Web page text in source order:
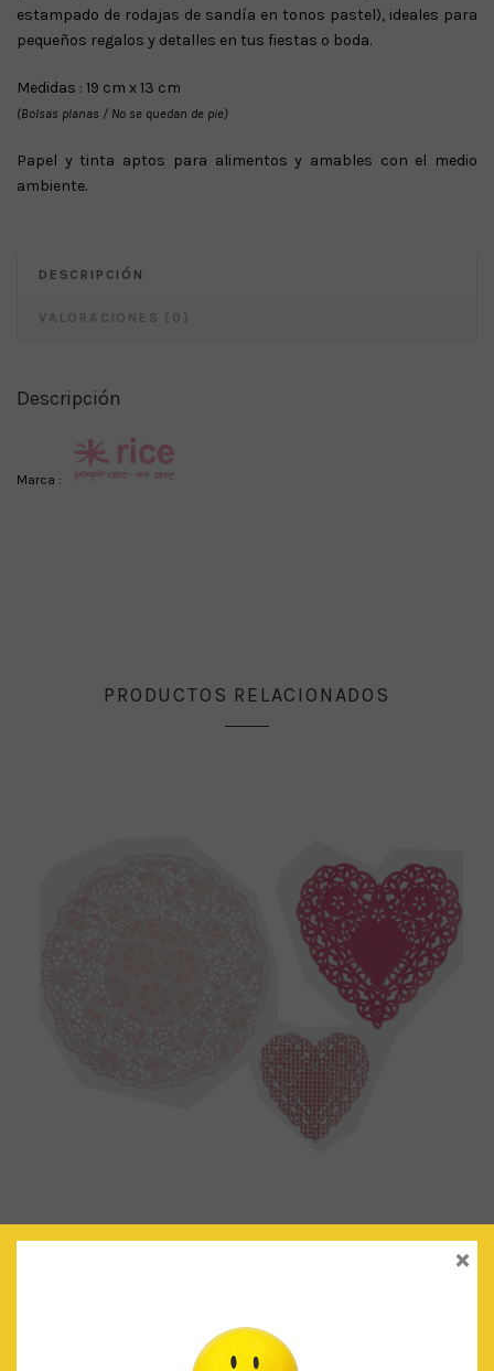
estampado de rodajas de sandía en tonos pastel), ideales para
pequeños regalos y detalles en tus fiestas o boda.
Medidas : 19 cm x 13 cm
(Bolsas planas / No se quedan de pie)
Papel y tinta aptos para alimentos y amables con el medio
ambiente.
DESCRIPCIÓN
VALORACIONES (0)
Descripción
Marca :
PRODUCTOS RELACIONADOS
AÑADIR AL CARRITO
×